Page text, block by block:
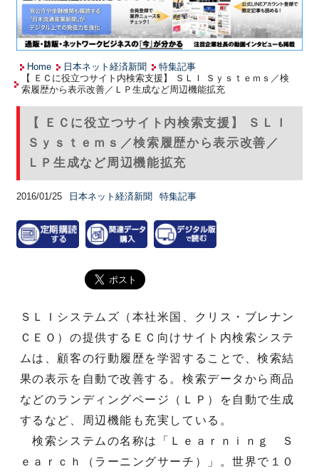
Home 日本ネット経済新聞
特集記事
【 ＥＣに役立つサイト内検索支援】 ＳＬＩ Ｓｙｓｔｅｍｓ／検
索履歴から表示改善／ＬＰ生成など周辺機能拡充
【 ＥＣに役立つサイト内検索支援】 ＳＬＩ
Ｓｙｓｔｅｍｓ／検索履歴から表示改善／
ＬＰ生成など周辺機能拡充
2016/01/25 日本ネット経済新聞 特集記事
ＳＬＩシステムズ（本社米国、クリス・ブレナン
ＣＥＯ）の提供するＥＣ向けサイト内検索システ
ムは、顧客の行動履歴を学習することで、検索結
果の表示を自動で改善する。検索データから商品
などのランディングページ（ＬＰ）を自動で生成
するなど、周辺機能も充実している。
検索システムの名称は「Ｌｅａｒｎｉｎｇ Ｓ
ｅａｒｃｈ（ラーニングサーチ）」。世界で１０